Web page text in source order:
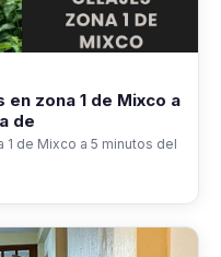
zona 1 de Mixco a
de
de Mixco a 5 minutos del